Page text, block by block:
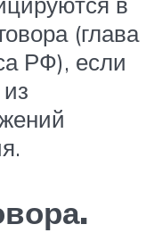
(глава
РФ), если